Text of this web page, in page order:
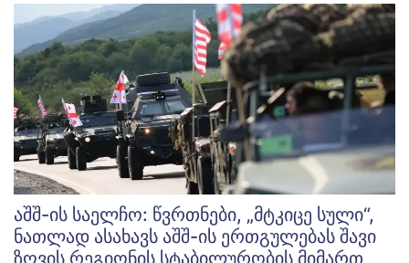
აშშ-ის საელჩო: წვრთნები, „მტკიცე სული“,
ნათლად ასახავს აშშ-ის ერთგულებას შავი
ზღვის რეგიონის სტაბილურობის მიმართ,